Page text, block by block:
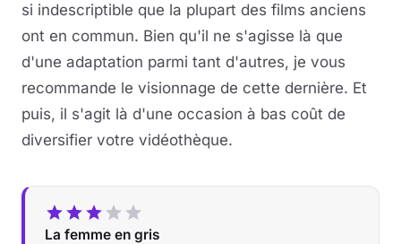
si indescriptible que la plupart des films anciens
ont en commun. Bien qu'il ne s'agisse là que
d'une adaptation parmi tant d'autres, je vous
recommande le visionnage de cette dernière. Et
puis, il s'agit là d'une occasion à bas coût de
diversifier votre vidéothèque.
La femme en gris